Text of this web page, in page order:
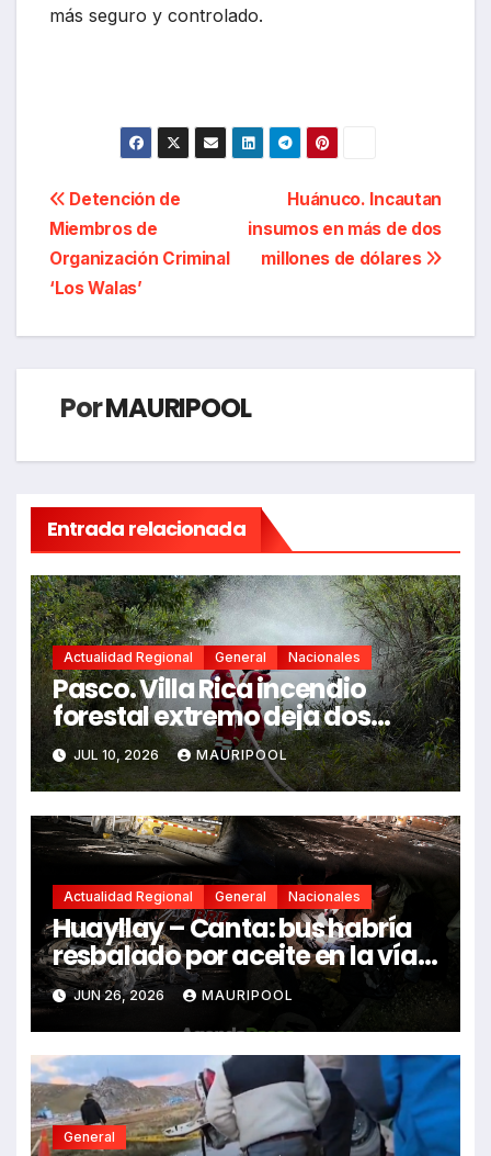
más seguro y controlado.
Navegación
de
entradas
Huánuco. Incautan
insumos en más de dos
millones de dólares
Detención de
Miembros de
Organización Criminal
‘Los Walas’
PorMAURIPOOL
Entrada relacionada
Actualidad Regional General Nacionales
Pasco. Villa Rica incendio
forestal extremo deja dos
fallecidos y heridos
JUL 10, 2026 MAURIPOOL
Actualidad Regional General Nacionales
Huayllay – Canta: bus habría
resbalado por aceite en la vía e
impactó auto siniestrado
dejando dos fallecidos
JUN 26, 2026 MAURIPOOL
General